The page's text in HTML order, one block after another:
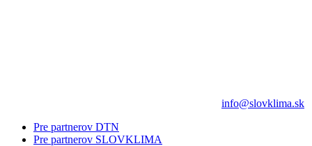
info@slovklima.sk
Pre partnerov DTN
Pre partnerov SLOVKLIMA